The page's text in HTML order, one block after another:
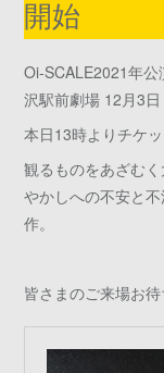
開始
Oi-SCALE2021年
沢駅前劇場 12月3日
本日13時よりチケ
観るものをあざむ
やかしへの不安と
作。
皆さまのご来場お待